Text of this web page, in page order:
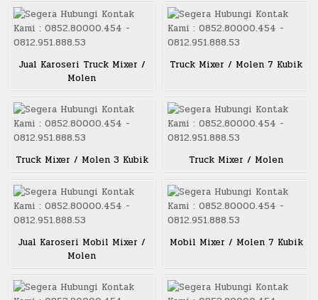
Jual Karoseri Truck Mixer /
Molen
Truck Mixer / Molen 7 Kubik
Truck Mixer / Molen 3 Kubik Truck Mixer / Molen
Jual Karoseri Mobil Mixer /
Molen
Mobil Mixer / Molen 7 Kubik